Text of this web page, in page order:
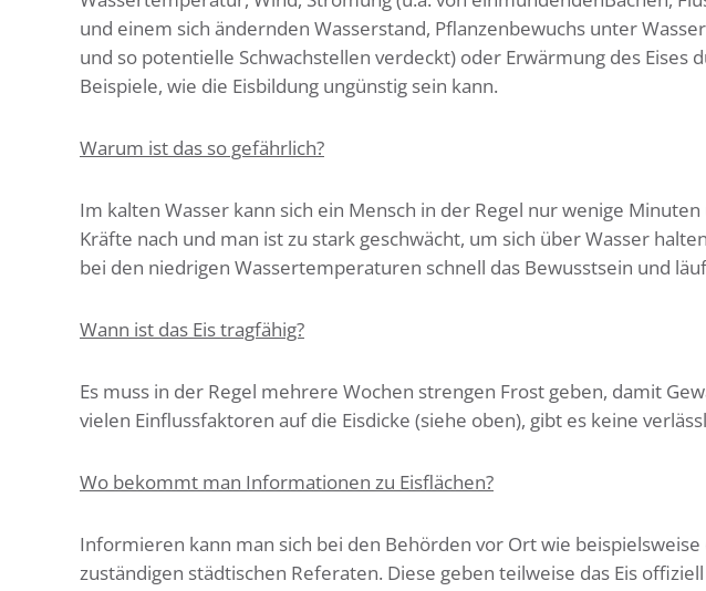
und einem sich ändernden Wasserstand, Pflanzenbewuchs unter
und so potentielle Schwachstellen verdeckt) oder Erwärmung des Eises
Beispiele, wie die Eisbildung ungünstig sein kann.
Warum ist das so gefährlich?
Im kalten Wasser kann sich ein Mensch in der Regel nur wenige
Kräfte nach und man ist zu stark geschwächt, um sich über Wasser
bei den niedrigen Wassertemperaturen schnell das Bewusstsein und
Wann ist das Eis tragfähig?
Es muss in der Regel mehrere Wochen strengen Frost geben, damit
vielen Einflussfaktoren auf die Eisdicke (siehe oben), gibt es keine
Wo bekommt man Informationen zu Eisflächen?
Informieren kann man sich bei den Behörden vor Ort wie
zuständigen städtischen Referaten. Diese geben teilweise das Eis